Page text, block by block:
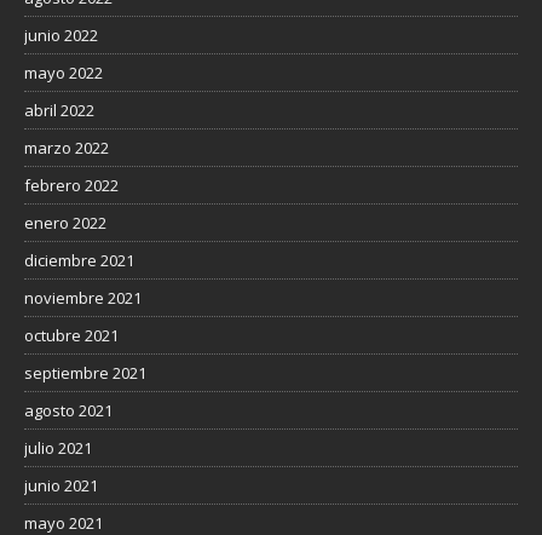
junio 2022
mayo 2022
abril 2022
marzo 2022
febrero 2022
enero 2022
diciembre 2021
noviembre 2021
octubre 2021
septiembre 2021
agosto 2021
julio 2021
junio 2021
mayo 2021